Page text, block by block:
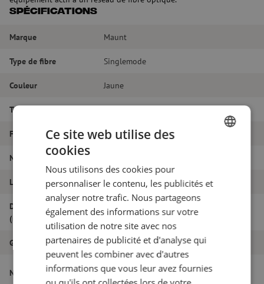
Spécifications
Marque Maunt
Type de fibre Singlemode
Couleur Jaune
Type de connecteur LC/PC - SC/PC
Fibretype G.657A1
Nombre de fibres
Longueur 70m
Diamètre extérieur
(mm)
1.8
Grade B
Nom de l'article
Jarretière optique duplex SM, SC/PC-
LC/PC, 1.8mm, 70m
Ce site web utilise des
cookies
Nous utilisons des cookies pour
personnaliser le contenu, les publicités et
analyser notre trafic. Nous partageons
également des informations sur votre
utilisation de notre site avec nos
partenaires de publicité et d'analyse qui
peuvent les combiner avec d'autres
informations que vous leur avez fournies